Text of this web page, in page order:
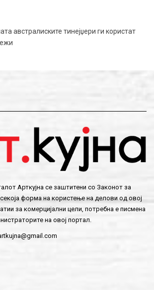
австралиските тинејџери ги користат
Арткујна се заштитени со Законот за
форма на користење на делови од овој
за комерцијални цели, потребна е писмена
на овој портал.